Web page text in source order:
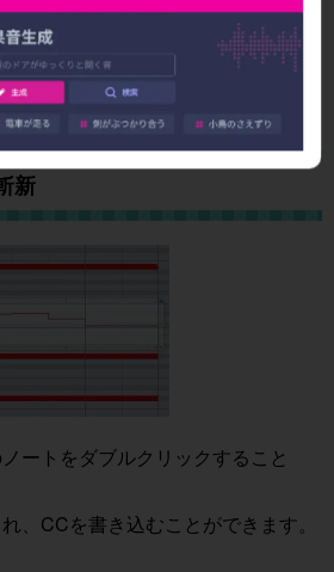
かつ、クオリティの高い作品を作
新
ートをダブルクリックすること
、CCを書き込むことができます。